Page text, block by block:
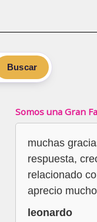
Buscar
Somos una Gran
muchas
respuesta,
relacionado
aprecio
leonardo